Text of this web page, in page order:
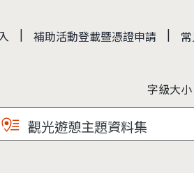
| 補助活動登載暨憑證申請 |
字級大小
觀光遊憩主題資料集